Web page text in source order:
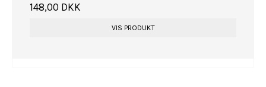
148,00 DKK
VIS PRODUKT